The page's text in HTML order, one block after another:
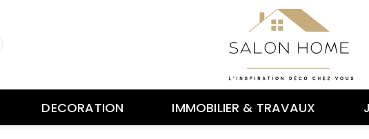
DECORATION IMMOBILIER & TRAVAUX